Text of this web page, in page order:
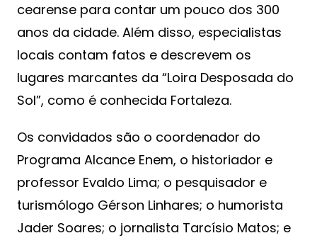
cearense para contar um pouco dos 300
anos da cidade. Além disso, especialistas
locais contam fatos e descrevem os
lugares marcantes da “Loira Desposada do
Sol”, como é conhecida Fortaleza.
Os convidados são o coordenador do
Programa Alcance Enem, o historiador e
professor Evaldo Lima; o pesquisador e
turismólogo Gérson Linhares; o humorista
Jader Soares; o jornalista Tarcísio Matos; e